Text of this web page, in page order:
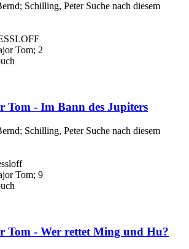
; Schilling, Peter Suche nach diesem
Tom; 2
Tom - Im Bann des Jupiters
; Schilling, Peter Suche nach diesem
Tom; 9
Tom - Wer rettet Ming und Hu?